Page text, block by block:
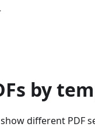
by
different PDF